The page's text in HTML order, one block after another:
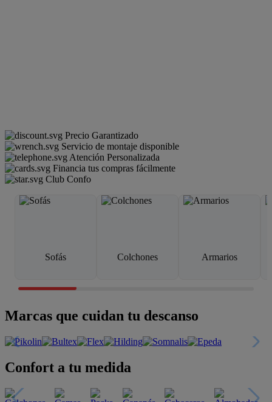
Precio Garantizado
Servicio de montaje disponible
Atención Personalizada
Financia tus compras fácilmente
Club Confo
Sofás Colchones Armarios
Marcas que cuidan tu descanso
Confort a tu medida